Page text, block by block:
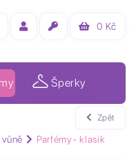
0 Kč
Šperky
Parfémy- klasik
Zpět